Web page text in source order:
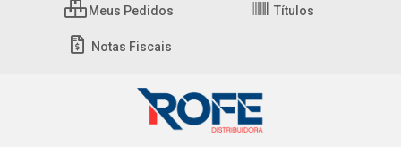
Meus Pedidos Títulos
Notas Fiscais